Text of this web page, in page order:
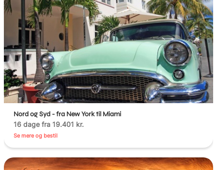
Nord og Syd - fra New York til Miami
16 dage fra 19.401 kr.
Se mere og bestil